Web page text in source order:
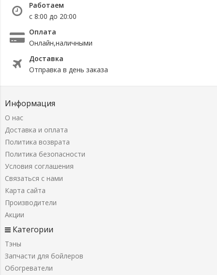
Работаем
с 8:00 до 20:00
Оплата
Онлайн,наличными
Доставка
Отправка в день заказа
Информация
О нас
Доставка и оплата
Политика возврата
Политика безопасности
Условия соглашения
Связаться с нами
Карта сайта
Производители
Акции
Категории
Тэны
Запчасти для бойлеров
Обогреватели